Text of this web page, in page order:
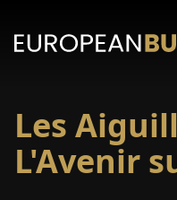
Les
L'Avenir